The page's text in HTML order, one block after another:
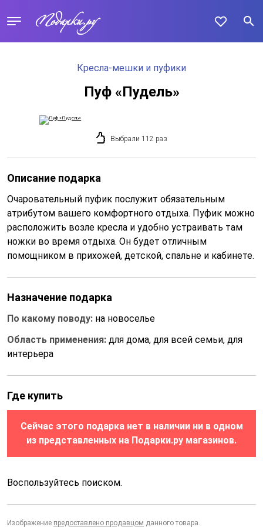
Кресла-мешки и пуфики
Пуф «Пудель»
Выбрали 112 раз
Описание подарка
Очаровательный пуфик послужит обязательным
атрибутом вашего комфортного отдыха. Пуфик можно
расположить возле кресла и удобно устраивать там
ножки во время отдыха. Он будет отличным
помощником в прихожей, детской, спальне и кабинете.
Назначение подарка
По какому поводу: на новоселье
Область применения: для дома, для всей семьи, для
интерьера
Где купить
Сейчас этого подарка нет в наличии ни в одном
из представленных на Подарки.ру магазинов.
Воспользуйтесь поиском.
Изображение предоставлено продавцом данного товара.